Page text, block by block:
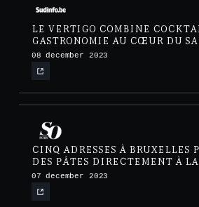
LE VERTIGO COMBINE
GASTRONOMIE AU CŒUR DU
BRUXELLES
08 december 2023
CINQ ADRESSES À BRUXELLES
DES PÂTES DIRECTEMENT À LA
07 december 2023